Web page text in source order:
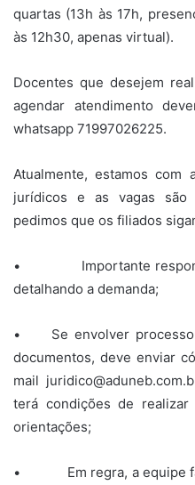
quartas (13h às 17h,
às 12h30, apenas virtual).
Docentes que desejem
agendar atendimento
whatsapp 71997026225.
Atualmente, estamos com
jurídicos e as vagas são
pedimos que os filiados
• Importante
detalhando a demanda;
• Se envolver processo
documentos, deve enviar
mail
terá condições de realizar
orientações;
• Em regra, a equipe faz